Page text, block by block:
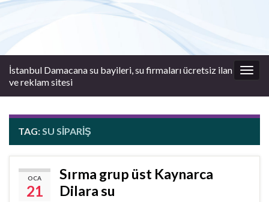
İstanbul Damacana su bayileri, su firmaları ücretsiz ilan
ve reklam sitesi
TAG:SU SIPARIŞ
OCA
21
Sırma grup üst Kaynarca
Dilara su